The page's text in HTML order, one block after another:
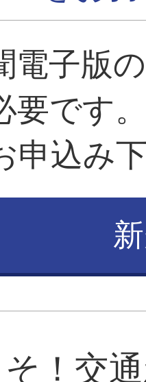
電子版
要です
申込み
！交